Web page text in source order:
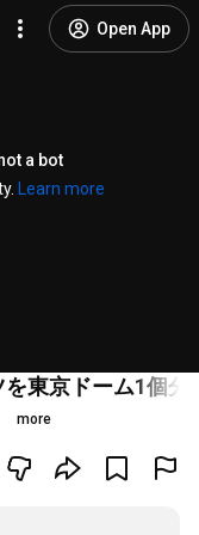
Open App
a bot
Learn more
を東京ドーム1個分
more